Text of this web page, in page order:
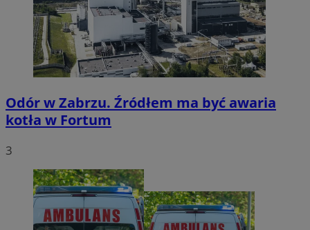
Odór w Zabrzu. Źródłem ma być awaria
kotła w Fortum
3